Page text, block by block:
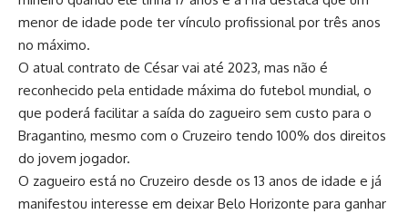
menor de idade pode ter vínculo profissional por três anos
no máximo.
O atual contrato de César vai até 2023, mas não é
reconhecido pela entidade máxima do futebol mundial, o
que poderá facilitar a saída do zagueiro sem custo para o
Bragantino, mesmo com o Cruzeiro tendo 100% dos direitos
do jovem jogador.
O zagueiro está no Cruzeiro desde os 13 anos de idade e já
manifestou interesse em deixar Belo Horizonte para ganhar